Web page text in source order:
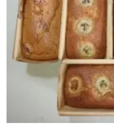
hasta
$ 6.500,00